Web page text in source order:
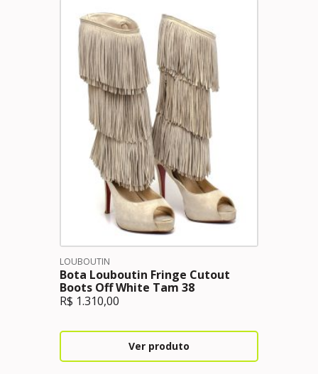
LOUBOUTIN
Bota Louboutin Fringe Cutout
Boots Off White Tam 38
R$ 1.310,00
Ver produto